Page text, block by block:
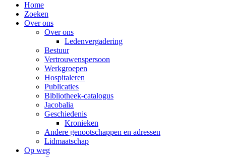
Home
Zoeken
Over ons
Over ons
Ledenvergadering
Bestuur
Vertrouwenspersoon
Werkgroepen
Hospitaleren
Publicaties
Bibliotheek-catalogus
Jacobalia
Geschiedenis
Kronieken
Andere genootschappen en adressen
Lidmaatschap
Op weg